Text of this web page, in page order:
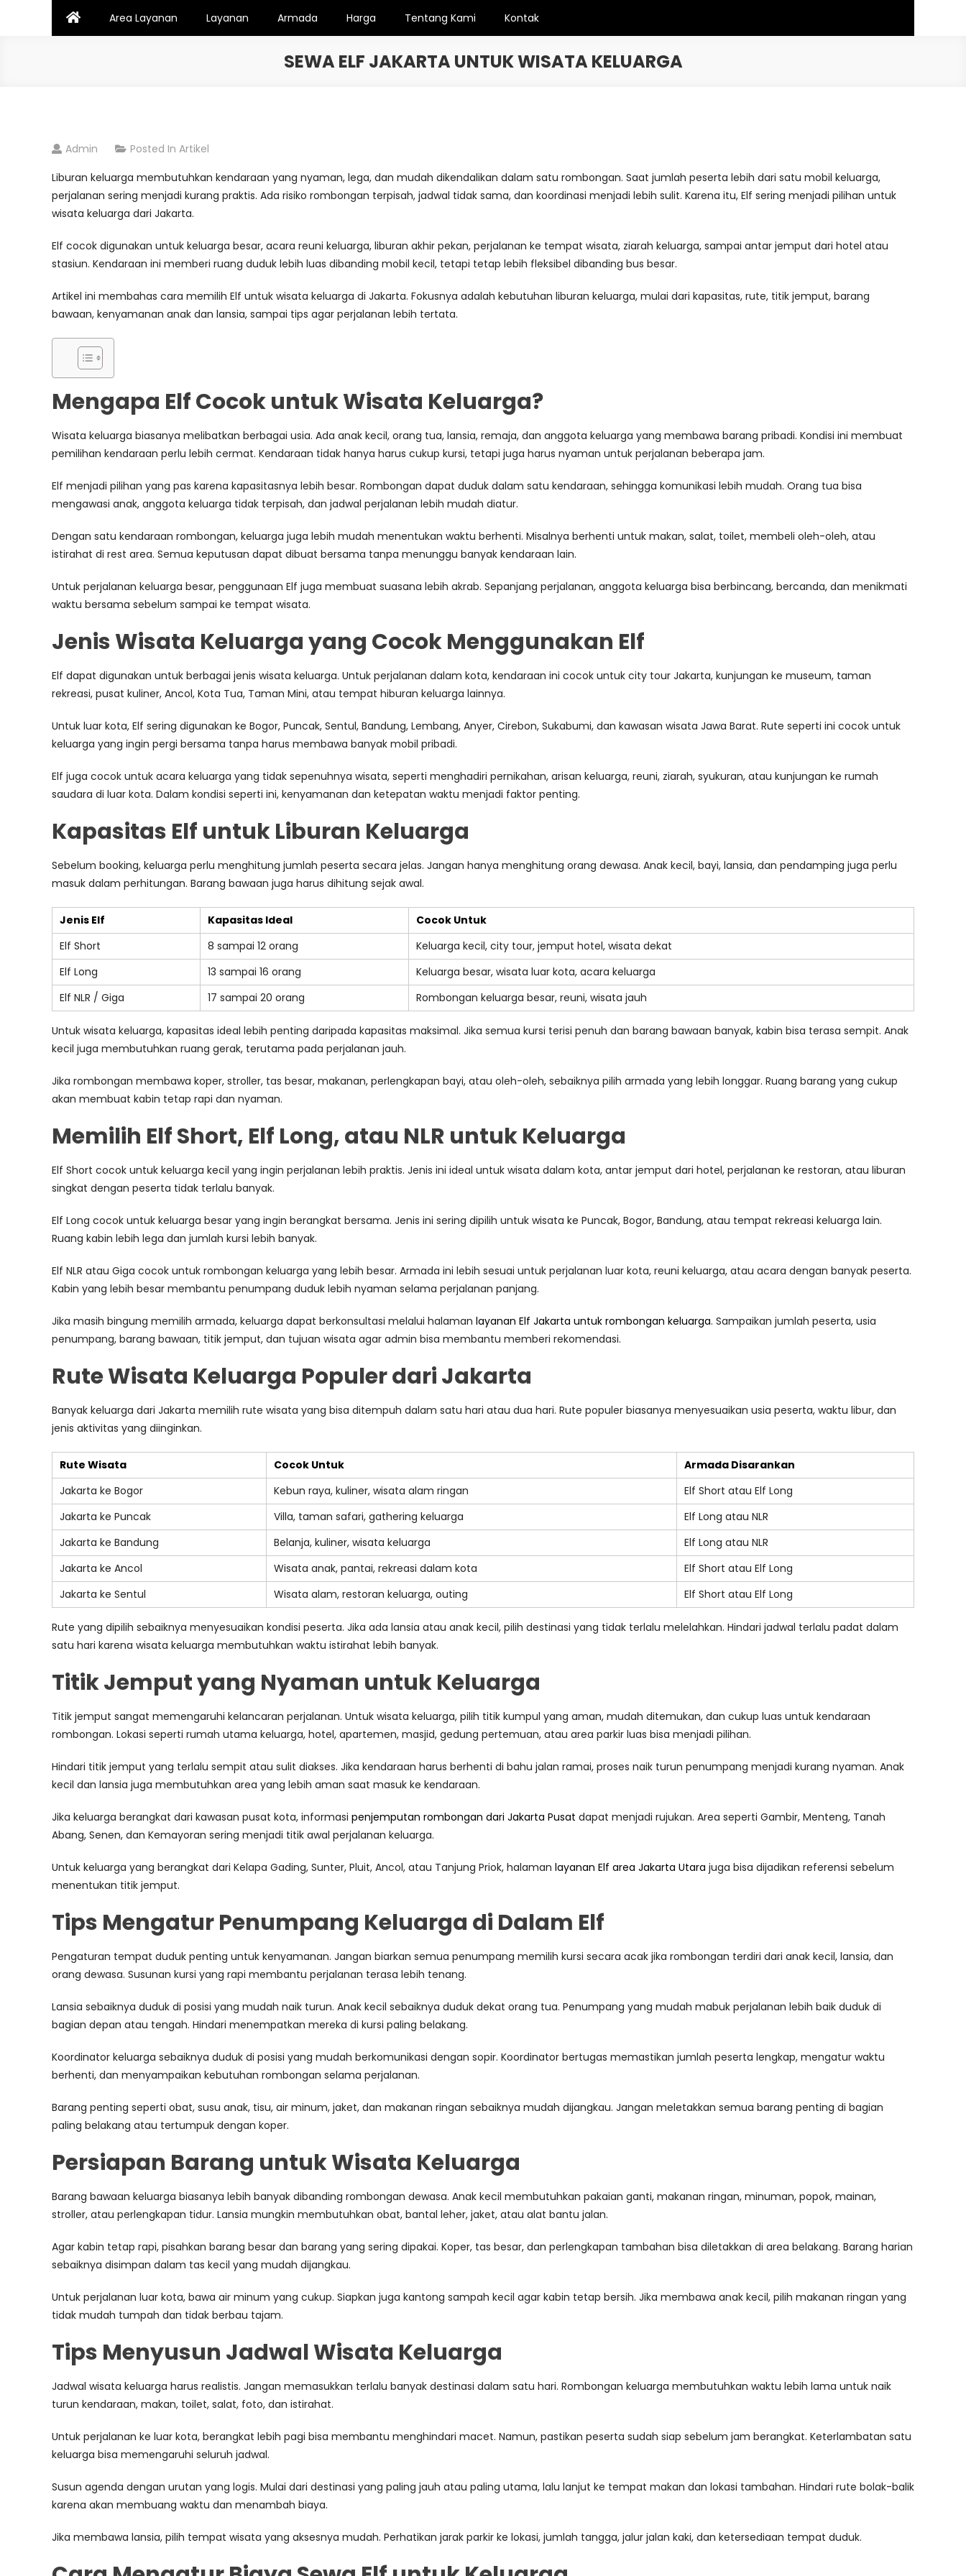
Area Layanan Layanan Armada Harga Tentang Kami Kontak
SEWA ELF JAKARTA UNTUK WISATA KELUARGA
Admin Posted In Artikel
Liburan keluarga membutuhkan kendaraan yang nyaman, lega, dan mudah dikendalikan dalam satu rombongan. Saat jumlah peserta lebih dari satu mobil keluarga,
perjalanan sering menjadi kurang praktis. Ada risiko rombongan terpisah, jadwal tidak sama, dan koordinasi menjadi lebih sulit. Karena itu, Elf sering menjadi pilihan untuk
wisata keluarga dari Jakarta.
Elf cocok digunakan untuk keluarga besar, acara reuni keluarga, liburan akhir pekan, perjalanan ke tempat wisata, ziarah keluarga, sampai antar jemput dari hotel atau
stasiun. Kendaraan ini memberi ruang duduk lebih luas dibanding mobil kecil, tetapi tetap lebih fleksibel dibanding bus besar.
Artikel ini membahas cara memilih Elf untuk wisata keluarga di Jakarta. Fokusnya adalah kebutuhan liburan keluarga, mulai dari kapasitas, rute, titik jemput, barang
bawaan, kenyamanan anak dan lansia, sampai tips agar perjalanan lebih tertata.
Mengapa Elf Cocok untuk Wisata Keluarga?
Wisata keluarga biasanya melibatkan berbagai usia. Ada anak kecil, orang tua, lansia, remaja, dan anggota keluarga yang membawa barang pribadi. Kondisi ini membuat
pemilihan kendaraan perlu lebih cermat. Kendaraan tidak hanya harus cukup kursi, tetapi juga harus nyaman untuk perjalanan beberapa jam.
Elf menjadi pilihan yang pas karena kapasitasnya lebih besar. Rombongan dapat duduk dalam satu kendaraan, sehingga komunikasi lebih mudah. Orang tua bisa
mengawasi anak, anggota keluarga tidak terpisah, dan jadwal perjalanan lebih mudah diatur.
Dengan satu kendaraan rombongan, keluarga juga lebih mudah menentukan waktu berhenti. Misalnya berhenti untuk makan, salat, toilet, membeli oleh-oleh, atau
istirahat di rest area. Semua keputusan dapat dibuat bersama tanpa menunggu banyak kendaraan lain.
Untuk perjalanan keluarga besar, penggunaan Elf juga membuat suasana lebih akrab. Sepanjang perjalanan, anggota keluarga bisa berbincang, bercanda, dan menikmati
waktu bersama sebelum sampai ke tempat wisata.
Jenis Wisata Keluarga yang Cocok Menggunakan Elf
Elf dapat digunakan untuk berbagai jenis wisata keluarga. Untuk perjalanan dalam kota, kendaraan ini cocok untuk city tour Jakarta, kunjungan ke museum, taman
rekreasi, pusat kuliner, Ancol, Kota Tua, Taman Mini, atau tempat hiburan keluarga lainnya.
Untuk luar kota, Elf sering digunakan ke Bogor, Puncak, Sentul, Bandung, Lembang, Anyer, Cirebon, Sukabumi, dan kawasan wisata Jawa Barat. Rute seperti ini cocok untuk
keluarga yang ingin pergi bersama tanpa harus membawa banyak mobil pribadi.
Elf juga cocok untuk acara keluarga yang tidak sepenuhnya wisata, seperti menghadiri pernikahan, arisan keluarga, reuni, ziarah, syukuran, atau kunjungan ke rumah
saudara di luar kota. Dalam kondisi seperti ini, kenyamanan dan ketepatan waktu menjadi faktor penting.
Kapasitas Elf untuk Liburan Keluarga
Sebelum booking, keluarga perlu menghitung jumlah peserta secara jelas. Jangan hanya menghitung orang dewasa. Anak kecil, bayi, lansia, dan pendamping juga perlu
masuk dalam perhitungan. Barang bawaan juga harus dihitung sejak awal.
Jenis Elf Kapasitas Ideal
Cocok Untuk
Elf Short
8 sampai 12 orang
Keluarga kecil, city tour, jemput hotel, wisata dekat
Elf Long
13 sampai 16 orang
Keluarga besar, wisata luar kota, acara keluarga
Elf NLR / Giga
17 sampai 20 orang Rombongan keluarga besar, reuni, wisata jauh
Untuk wisata keluarga, kapasitas ideal lebih penting daripada kapasitas maksimal. Jika semua kursi terisi penuh dan barang bawaan banyak, kabin bisa terasa sempit. Anak
kecil juga membutuhkan ruang gerak, terutama pada perjalanan jauh.
Jika rombongan membawa koper, stroller, tas besar, makanan, perlengkapan bayi, atau oleh-oleh, sebaiknya pilih armada yang lebih longgar. Ruang barang yang cukup
akan membuat kabin tetap rapi dan nyaman.
Memilih Elf Short, Elf Long, atau NLR untuk Keluarga
Elf Short cocok untuk keluarga kecil yang ingin perjalanan lebih praktis. Jenis ini ideal untuk wisata dalam kota, antar jemput dari hotel, perjalanan ke restoran, atau liburan
singkat dengan peserta tidak terlalu banyak.
Elf Long cocok untuk keluarga besar yang ingin berangkat bersama. Jenis ini sering dipilih untuk wisata ke Puncak, Bogor, Bandung, atau tempat rekreasi keluarga lain.
Ruang kabin lebih lega dan jumlah kursi lebih banyak.
Elf NLR atau Giga cocok untuk rombongan keluarga yang lebih besar. Armada ini lebih sesuai untuk perjalanan luar kota, reuni keluarga, atau acara dengan banyak peserta.
Kabin yang lebih besar membantu penumpang duduk lebih nyaman selama perjalanan panjang.
Jika masih bingung memilih armada, keluarga dapat berkonsultasi melalui halaman layanan Elf Jakarta untuk rombongan keluarga. Sampaikan jumlah peserta, usia
penumpang, barang bawaan, titik jemput, dan tujuan wisata agar admin bisa membantu memberi rekomendasi.
Rute Wisata Keluarga Populer dari Jakarta
Banyak keluarga dari Jakarta memilih rute wisata yang bisa ditempuh dalam satu hari atau dua hari. Rute populer biasanya menyesuaikan usia peserta, waktu libur, dan
jenis aktivitas yang diinginkan.
Rute Wisata Cocok Untuk
Armada Disarankan
Jakarta ke Bogor
Kebun raya, kuliner, wisata alam ringan
Elf Short atau Elf Long
Jakarta ke Puncak
Villa, taman safari, gathering keluarga
Elf Long atau NLR
Jakarta ke Bandung
Belanja, kuliner, wisata keluarga
Elf Long atau NLR
Jakarta ke Ancol
Wisata anak, pantai, rekreasi dalam kota
Elf Short atau Elf Long
Jakarta ke Sentul
Wisata alam, restoran keluarga, outing Elf Short atau Elf Long
Rute yang dipilih sebaiknya menyesuaikan kondisi peserta. Jika ada lansia atau anak kecil, pilih destinasi yang tidak terlalu melelahkan. Hindari jadwal terlalu padat dalam
satu hari karena wisata keluarga membutuhkan waktu istirahat lebih banyak.
Titik Jemput yang Nyaman untuk Keluarga
Titik jemput sangat memengaruhi kelancaran perjalanan. Untuk wisata keluarga, pilih titik kumpul yang aman, mudah ditemukan, dan cukup luas untuk kendaraan
rombongan. Lokasi seperti rumah utama keluarga, hotel, apartemen, masjid, gedung pertemuan, atau area parkir luas bisa menjadi pilihan.
Hindari titik jemput yang terlalu sempit atau sulit diakses. Jika kendaraan harus berhenti di bahu jalan ramai, proses naik turun penumpang menjadi kurang nyaman. Anak
kecil dan lansia juga membutuhkan area yang lebih aman saat masuk ke kendaraan.
Jika keluarga berangkat dari kawasan pusat kota, informasi penjemputan rombongan dari Jakarta Pusat dapat menjadi rujukan. Area seperti Gambir, Menteng, Tanah
Abang, Senen, dan Kemayoran sering menjadi titik awal perjalanan keluarga.
Untuk keluarga yang berangkat dari Kelapa Gading, Sunter, Pluit, Ancol, atau Tanjung Priok, halaman layanan Elf area Jakarta Utara juga bisa dijadikan referensi sebelum
menentukan titik jemput.
Tips Mengatur Penumpang Keluarga di Dalam Elf
Pengaturan tempat duduk penting untuk kenyamanan. Jangan biarkan semua penumpang memilih kursi secara acak jika rombongan terdiri dari anak kecil, lansia, dan
orang dewasa. Susunan kursi yang rapi membantu perjalanan terasa lebih tenang.
Lansia sebaiknya duduk di posisi yang mudah naik turun. Anak kecil sebaiknya duduk dekat orang tua. Penumpang yang mudah mabuk perjalanan lebih baik duduk di
bagian depan atau tengah. Hindari menempatkan mereka di kursi paling belakang.
Koordinator keluarga sebaiknya duduk di posisi yang mudah berkomunikasi dengan sopir. Koordinator bertugas memastikan jumlah peserta lengkap, mengatur waktu
berhenti, dan menyampaikan kebutuhan rombongan selama perjalanan.
Barang penting seperti obat, susu anak, tisu, air minum, jaket, dan makanan ringan sebaiknya mudah dijangkau. Jangan meletakkan semua barang penting di bagian
paling belakang atau tertumpuk dengan koper.
Persiapan Barang untuk Wisata Keluarga
Barang bawaan keluarga biasanya lebih banyak dibanding rombongan dewasa. Anak kecil membutuhkan pakaian ganti, makanan ringan, minuman, popok, mainan,
stroller, atau perlengkapan tidur. Lansia mungkin membutuhkan obat, bantal leher, jaket, atau alat bantu jalan.
Agar kabin tetap rapi, pisahkan barang besar dan barang yang sering dipakai. Koper, tas besar, dan perlengkapan tambahan bisa diletakkan di area belakang. Barang harian
sebaiknya disimpan dalam tas kecil yang mudah dijangkau.
Untuk perjalanan luar kota, bawa air minum yang cukup. Siapkan juga kantong sampah kecil agar kabin tetap bersih. Jika membawa anak kecil, pilih makanan ringan yang
tidak mudah tumpah dan tidak berbau tajam.
Tips Menyusun Jadwal Wisata Keluarga
Jadwal wisata keluarga harus realistis. Jangan memasukkan terlalu banyak destinasi dalam satu hari. Rombongan keluarga membutuhkan waktu lebih lama untuk naik
turun kendaraan, makan, toilet, salat, foto, dan istirahat.
Untuk perjalanan ke luar kota, berangkat lebih pagi bisa membantu menghindari macet. Namun, pastikan peserta sudah siap sebelum jam berangkat. Keterlambatan satu
keluarga bisa memengaruhi seluruh jadwal.
Susun agenda dengan urutan yang logis. Mulai dari destinasi yang paling jauh atau paling utama, lalu lanjut ke tempat makan dan lokasi tambahan. Hindari rute bolak-balik
karena akan membuang waktu dan menambah biaya.
Jika membawa lansia, pilih tempat wisata yang aksesnya mudah. Perhatikan jarak parkir ke lokasi, jumlah tangga, jalur jalan kaki, dan ketersediaan tempat duduk.